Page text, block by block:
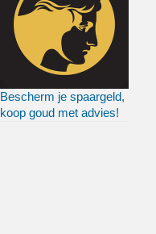
Bescherm je spaargeld,
koop goud met advies!